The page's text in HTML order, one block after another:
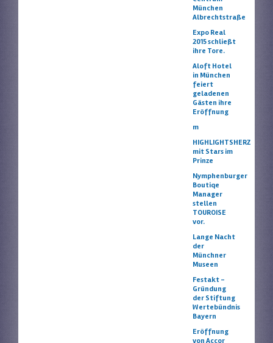
München
Albrechtstraße
Expo Real
2015 schließt
ihre Tore.
Aloft Hotel
in München
feiert
geladenen
Gästen ihre
Eröffnung
m
HIGHLIGHTSHERZ
mit Stars im
Prinze
Nymphenburger
Boutiqe
Manager
stellen
TOUROISE
vor.
Lange Nacht
der
Münchner
Museen
Festakt –
Gründung
der Stiftung
Wertebündnis
Bayern
Eröffnung
von Accor